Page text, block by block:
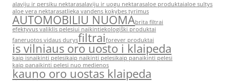
alaviju ir persiku nektarasalaviju ir uogu nektarasaloe produktaialoe sultys
aloe vera nektarasatlieka vandens kokybes tyrimus
AUTOMOBILIU NUOMAbrita filtrai
efektyvus valiklis pelesiui naikintiekologiški produktai
faneruotos vidaus durysfiltraiforever produktai
is vilniaus oro uosto i klaipeda
kaip isnaikinti pelesikaip naikinti pelesikaip panaikinti pelesi
kaip panaikinti pelesi nuo medienos
kauno oro uostas klaipeda